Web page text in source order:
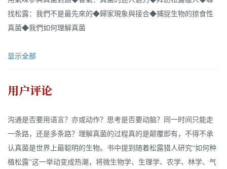
找松露：我們不是最先來的◆歸家現象與接合◆捕捉生物的掠食性
真菌◆我們如何理解真菌
显示全部
用户评论
沟通是否要用语言？亦或动作？思考是否要动脑？同一时间只能走
一条路，还是多条路？理解真菌的过程真的是颠覆即有，不得不承
认真菌是世界上最聪明的生物。书中提到随着松露猎人研究“如何种
植松露”这一举动变成热潮，将微生物学、生理学、农学、林学、气